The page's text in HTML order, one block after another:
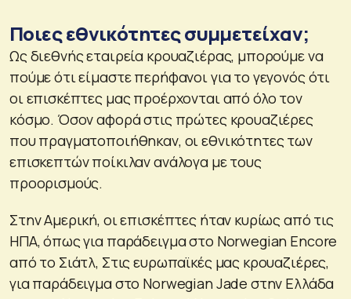
Ποιες εθνικότητες συμμετείχαν;
Ως διεθνής εταιρεία κρουαζιέρας, μπορούμε να
πούμε ότι είμαστε περήφανοι για το γεγονός ότι
οι επισκέπτες μας προέρχονται από όλο τον
κόσμο. Όσον αφορά στις πρώτες κρουαζιέρες
που πραγματοποιήθηκαν, οι εθνικότητες των
επισκεπτών ποίκιλαν ανάλογα με τους
προορισμούς.
Στην Αμερική, οι επισκέπτες ήταν κυρίως από τις
ΗΠΑ, όπως για παράδειγμα στο Norwegian Encore
από το Σιάτλ, Στις ευρωπαϊκές μας κρουαζιέρες,
για παράδειγμα στο Norwegian Jade στην Ελλάδα